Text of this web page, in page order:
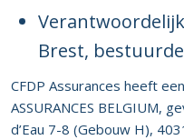
Brest,
CFDP Assurances heeft
ASSURANCES BELGIUM,
d’Eau 7-8 (Gebouw H),